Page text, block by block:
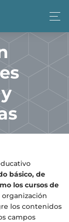
básico, de
los cursos de
organización
los contenidos
campos